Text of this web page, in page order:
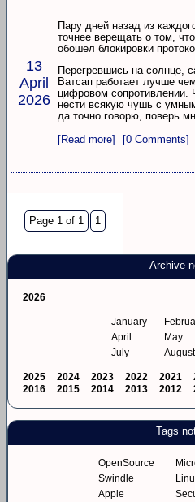
13
April
2026
Пару дней назад из
точнее верещать о том,
обошел блокировки
Перегревшись на солнце,
Ватсап работает лучше
цифровом сопротивлении.
нести всякую чушь с
да точно говорю, поверь
[Read more]
[0 Comments]
Page 1 of 1 1
Archive
2026
January
April
May
July
August
2025 2024 2023 2022 2021
2016
2015 2014 2013 2012
Tags
OpenSource
Swindle
Apple